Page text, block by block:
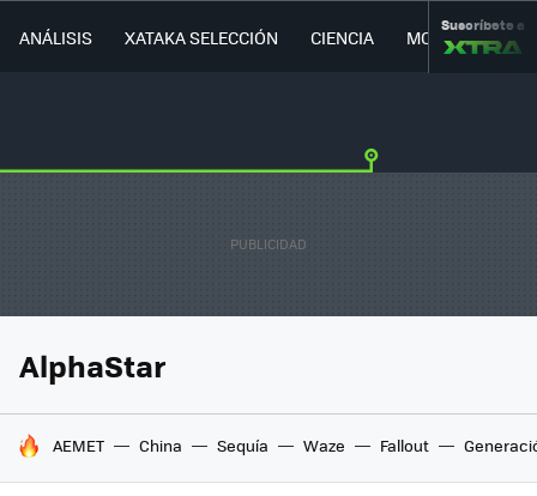
ANÁLISIS XATAKA SELECCIÓN CIENCIA MOVILIDAD
Suscríbete a
AlphaStar
HOY SE HABLA DE
AEMET China Sequía Waze Fallout